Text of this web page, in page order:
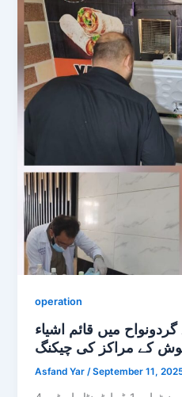
operation
میں قائم اشیاء
Asfand Yar/September 11,